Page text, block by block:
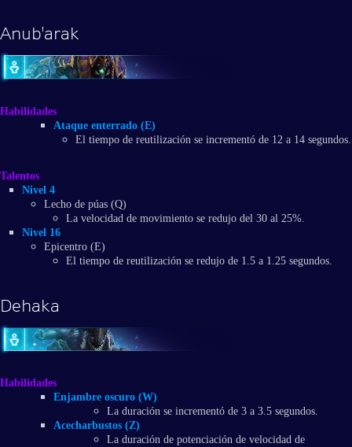
Anub'arak
Habilidades
Ataque enterrado (E)
El tiempo de reutilización se incrementó de 12 a 14 segundos.
Talentos
Nivel 4
Lecho de púas (Q)
La velocidad de movimiento se redujo del 30 al 25%.
Nivel 16
Epicentro (E)
El tiempo de reutilización se redujo de 1.5 a 1.25 segundos.
Dehaka
Habilidades
Enjambre oscuro (W)
La duración se incrementó de 3 a 3.5 segundos.
Acecharbustos (Z)
La duración de potenciación de velocidad de